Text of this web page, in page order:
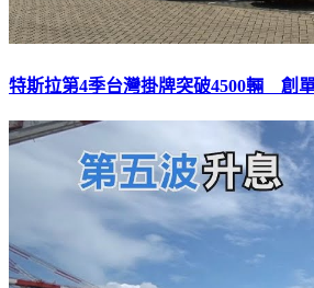
特斯拉第4季台灣掛牌突破4500輛 創